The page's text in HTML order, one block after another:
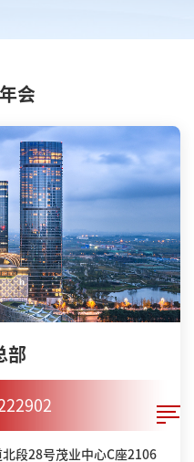
会
部
段28号茂业中心C座2106